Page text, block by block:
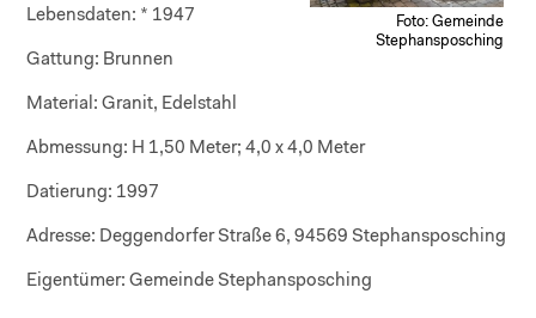
Foto: Gemeinde
Stephansposching
Lebensdaten: * 1947
Gattung: Brunnen
Material: Granit, Edelstahl
Abmessung: H 1,50 Meter; 4,0 x 4,0 Meter
Datierung: 1997
Adresse: Deggendorfer Straße 6, 94569 Stephansposching
Eigentümer: Gemeinde Stephansposching